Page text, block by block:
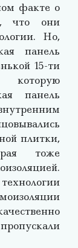
факте о
что они
Но,
панель
15-ти
которую
панель
плитки,
тоже